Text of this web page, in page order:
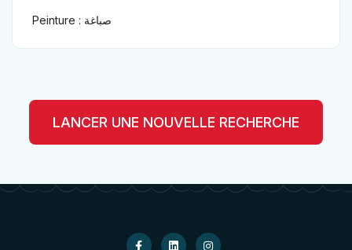
Peinture : صباغة
LANCER UNE NOUVELLE RECHERCHE